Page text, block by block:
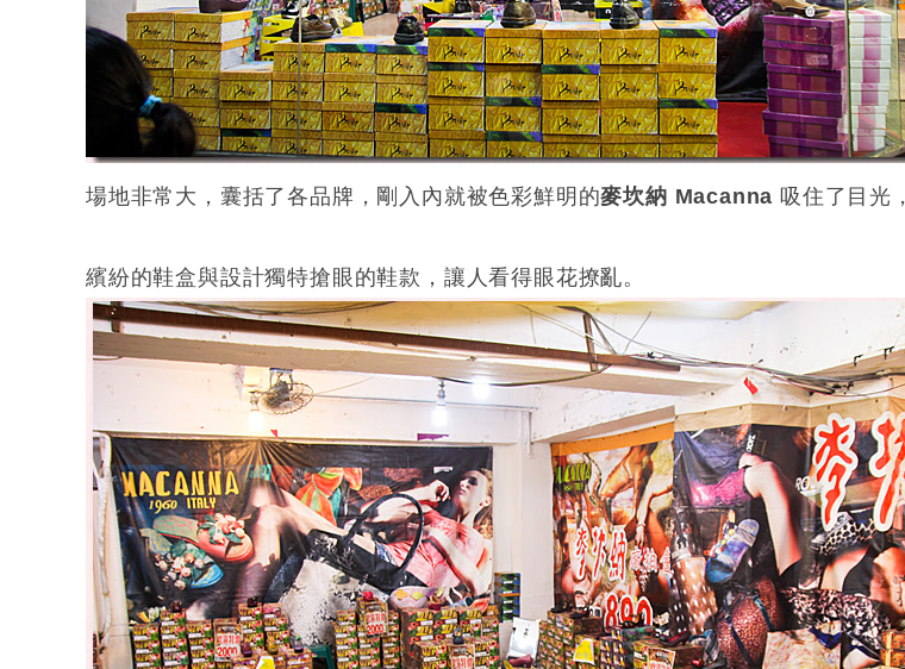
場地非常大，囊括了各品牌，剛入內就被色彩鮮明的麥坎納 Macanna吸住了目光，
繽紛的鞋盒與設計獨特搶眼的鞋款，讓人看得眼花撩亂。